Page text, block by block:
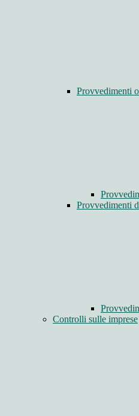
Provvedimenti
Provvedimenti
Controlli sulle imprese